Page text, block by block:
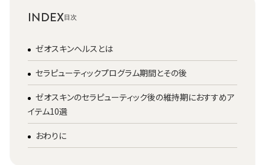
INDEX
ゼオスキンヘルスとは
セラピューティックプログラム期間とその後
ゼオスキンのセラピューティック後の維持期におすすめア
イテム10選
おわりに